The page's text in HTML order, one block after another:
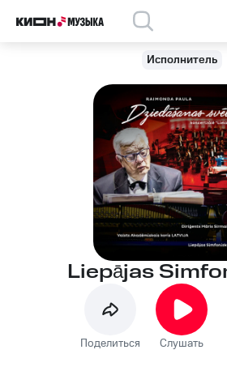
Исполнитель
Liepājas
Поделиться Слушать